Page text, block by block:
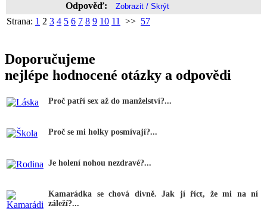
Odpověď:
Strana: 1 2 3 4 5 6 7 8 9 10 11 >> 57
Doporučujeme
nejlépe hodnocené otázky a odpovědi
Proč patří sex až do manželství?...
Proč se mi holky posmívají?...
Je holení nohou nezdravé?...
Kamarádka se chová divně. Jak jí říct, že mi na ní
záleží?...